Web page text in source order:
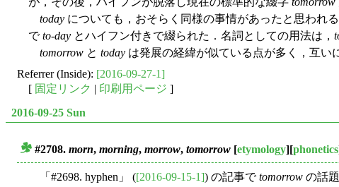
today についても，おそらく同様の事情があったと思われ
でto-day とハイフン付きで綴られた．名詞としての用法は，
tomorrow と today は発展の経緯が似ている点が多く，互い
Referrer (Inside): [2016-09-27-1]
[ 固定リンク | 印刷用ページ ]
2016-09-25 Sun
#2708. morn, morning, morrow, tomorrow [etymology][phonetics
「#2698. hyphen」 ([2016-09-15-1]) の記事でtomorrow の話